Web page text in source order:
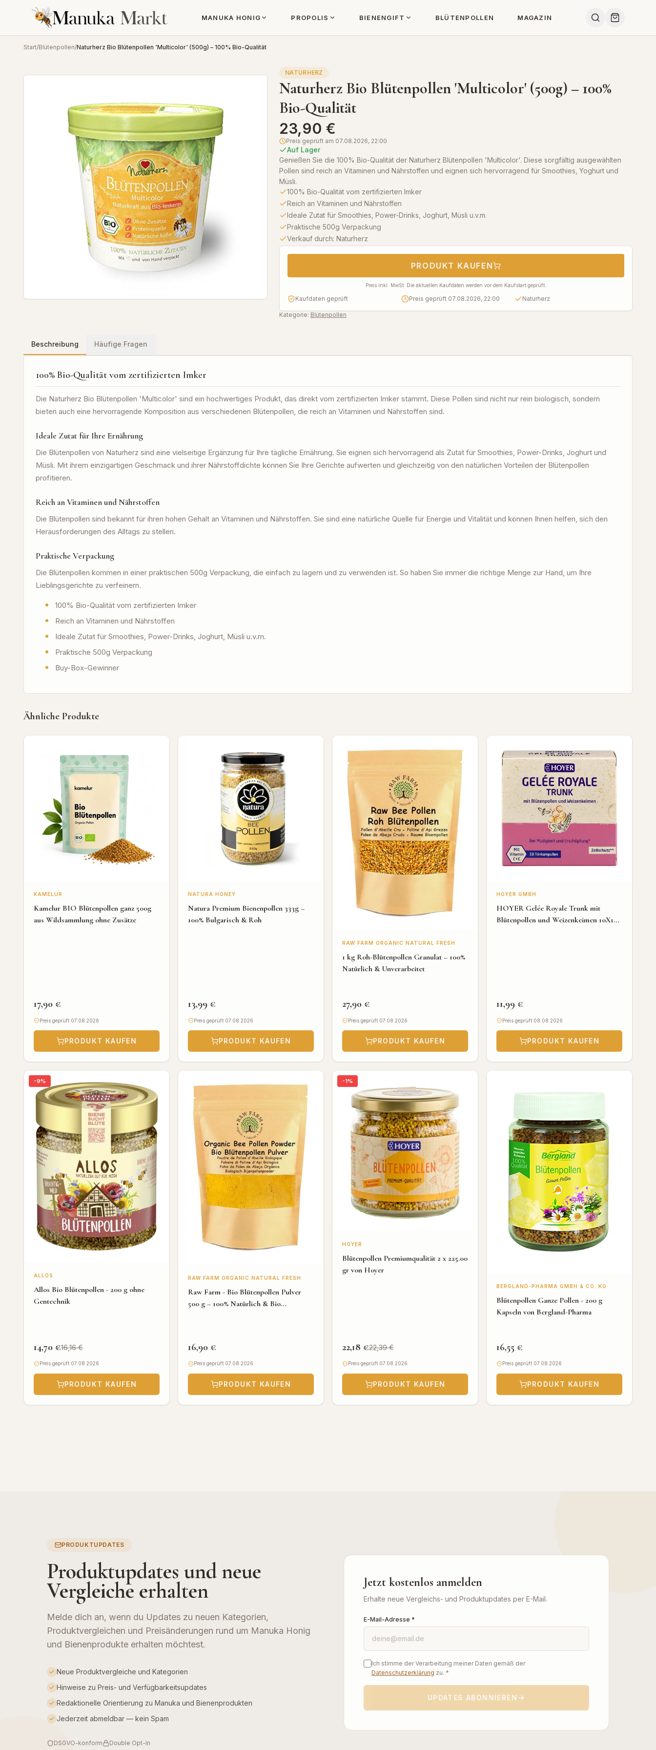
MANUKA HONIG PROPOLIS BIENENGIFT BLÜTENPOLLEN MAGAZIN
Start/Blütenpollen/Naturherz Bio Blütenpollen 'Multicolor' (500g) – 100% Bio-Qualität
NATURHERZ
Naturherz Bio Blütenpollen 'Multicolor' (500g) – 100%
Bio-Qualität
23,90 €
Preis geprüft am 07.08.2026, 22:00
Auf Lager
Genießen Sie die 100% Bio-Qualität der Naturherz Blütenpollen 'Multicolor'. Diese sorgfältig ausgewählten
Pollen sind reich an Vitaminen und Nährstoffen und eignen sich hervorragend für Smoothies, Yoghurt und
Müsli.
100% Bio-Qualität vom zertifizierten Imker
Reich an Vitaminen und Nährstoffen
Ideale Zutat für Smoothies, Power-Drinks, Joghurt, Müsli u.v.m.
Praktische 500g Verpackung
Verkauf durch: Naturherz
PRODUKT KAUFEN
Preis inkl. MwSt. Die aktuellen Kaufdaten werden vor dem Kaufstart geprüft.
Kaufdaten geprüft Preis geprüft 07.08.2026, 22:00 Naturherz
Kategorie: Blütenpollen
Beschreibung Häufige Fragen
100% Bio-Qualität vom zertifizierten Imker
Die Naturherz Bio Blütenpollen 'Multicolor' sind ein hochwertiges Produkt, das direkt vom zertifizierten Imker stammt. Diese Pollen sind nicht nur rein biologisch, sondern
bieten auch eine hervorragende Komposition aus verschiedenen Blütenpollen, die reich an Vitaminen und Nährstoffen sind.
Ideale Zutat für Ihre Ernährung
Die Blütenpollen von Naturherz sind eine vielseitige Ergänzung für Ihre tägliche Ernährung. Sie eignen sich hervorragend als Zutat für Smoothies, Power-Drinks, Joghurt und
Müsli. Mit ihrem einzigartigen Geschmack und ihrer Nährstoffdichte können Sie Ihre Gerichte aufwerten und gleichzeitig von den natürlichen Vorteilen der Blütenpollen
profitieren.
Reich an Vitaminen und Nährstoffen
Die Blütenpollen sind bekannt für ihren hohen Gehalt an Vitaminen und Nährstoffen. Sie sind eine natürliche Quelle für Energie und Vitalität und können Ihnen helfen, sich den
Herausforderungen des Alltags zu stellen.
Praktische Verpackung
Die Blütenpollen kommen in einer praktischen 500g Verpackung, die einfach zu lagern und zu verwenden ist. So haben Sie immer die richtige Menge zur Hand, um Ihre
Lieblingsgerichte zu verfeinern.
100% Bio-Qualität vom zertifizierten Imker
Reich an Vitaminen und Nährstoffen
Ideale Zutat für Smoothies, Power-Drinks, Joghurt, Müsli u.v.m.
Praktische 500g Verpackung
Buy-Box-Gewinner
Ähnliche Produkte
KAMELUR
Kamelur BIO Blütenpollen ganz 500g
aus Wildsammlung ohne Zusätze
17,90 €
Preis geprüft 07.08.2026
PRODUKT KAUFEN
NATURA HONEY
Natura Premium Bienenpollen 333g –
100% Bulgarisch & Roh
13,99 €
Preis geprüft 07.08.2026
PRODUKT KAUFEN
RAW FARM ORGANIC NATURAL FRESH
1 kg Roh-Blütenpollen Granulat – 100%
Natürlich & Unverarbeitet
27,90 €
Preis geprüft 07.08.2026
PRODUKT KAUFEN
HOYER GMBH
HOYER Gelée Royale Trunk mit
Blütenpollen und Weizenkeimen 10X10
11,99 €
Preis geprüft 08.08.2026
PRODUKT KAUFEN
-9%
ALLOS
Allos Bio Blütenpollen - 200 g ohne
Gentechnik
14,70 €16,16 €
Preis geprüft 07.08.2026
PRODUKT KAUFEN
RAW FARM ORGANIC NATURAL FRESH
Raw Farm - Bio Blütenpollen Pulver
500 g – 100% Natürlich & Bio
16,90 €
Preis geprüft 07.08.2026
PRODUKT KAUFEN
-1%
HOYER
Blütenpollen Premiumqualität 2 x 225.00
gr von Hoyer
22,18 €22,39 €
Preis geprüft 07.08.2026
PRODUKT KAUFEN
BERGLAND-PHARMA GMBH & CO. KG
Blütenpollen Ganze Pollen - 200 g
Kapseln von Bergland-Pharma
16,55 €
Preis geprüft 07.08.2026
PRODUKT KAUFEN
PRODUKTUPDATES
Produktupdates und neue
Vergleiche erhalten
Melde dich an, wenn du Updates zu neuen Kategorien,
Produktvergleichen und Preisänderungen rund um Manuka Honig
und Bienenprodukte erhalten möchtest.
Neue Produktvergleiche und Kategorien
Hinweise zu Preis- und Verfügbarkeitsupdates
Redaktionelle Orientierung zu Manuka und Bienenprodukten
Jederzeit abmeldbar — kein Spam
DSGVO-konform Double Opt-In
Jetzt kostenlos anmelden
Erhalte neue Vergleichs- und Produktupdates per E-Mail.
E-Mail-Adresse *
Ich stimme der Verarbeitung meiner Daten gemäß der
Datenschutzerklärung zu. *
UPDATES ABONNIEREN